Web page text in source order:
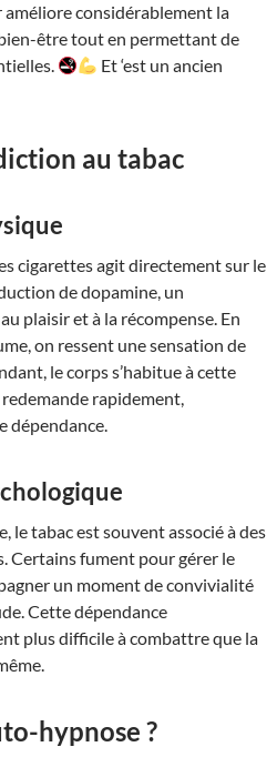
améliore considérablement la
être tout en permettant de
Et ‘est un ancien
au tabac
cigarettes agit directement sur le
de dopamine, un
plaisir et à la récompense. En
on ressent une sensation de
le corps s’habitue à cette
rapidement,
dépendance.
le tabac est souvent associé à des
Certains fument pour gérer le
un moment de convivialité
Cette dépendance
plus difficile à combattre que la
hypnose ?